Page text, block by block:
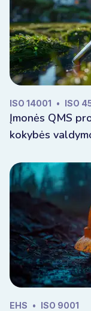
ISO 14001 • ISO
Įmonės QMS
kokybės
EHS • ISO 9001